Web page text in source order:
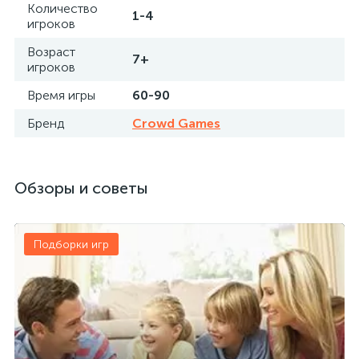
Количество
игроков
1-4
Возраст
игроков
7+
Время игры
60-90
Бренд
Crowd Games
Обзоры и советы
Подборки игр